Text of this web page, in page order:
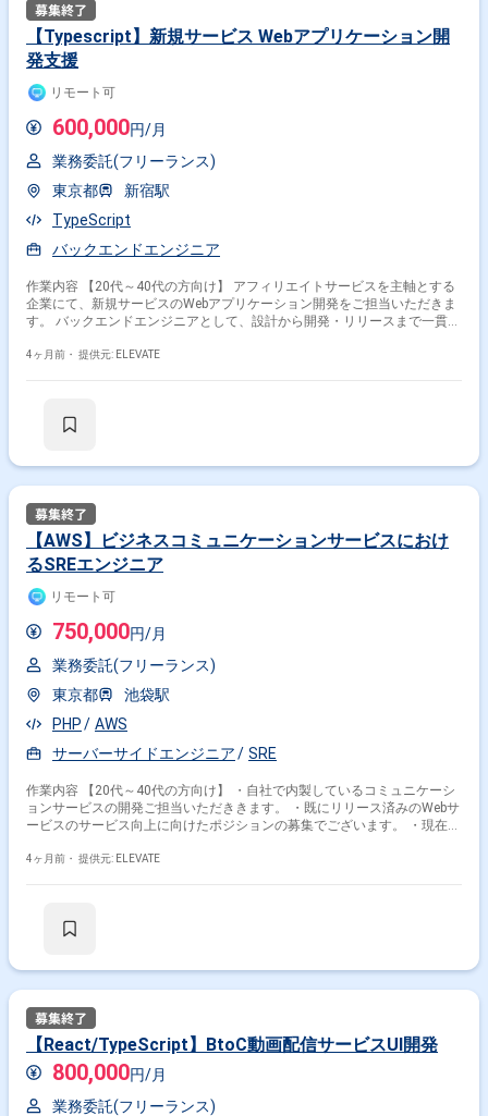
【Typescript】新規サービス Webアプリケーション開
発支援
リモート可
600,000円/月
業務委託(フリーランス)
東京都
新宿駅
TypeScript
バックエンドエンジニア
作業内容 【20代～40代の方向け】 アフィリエイトサービスを主軸とする
企業にて、新規サービスのWebアプリケーション開発をご担当いただきま
す。 バックエンドエンジニアとして、設計から開発・リリースまで一貫し
ス対応
4ヶ月前・ 提供元: ELEVATE
【AWS】ビジネスコミュニケーションサービスにおけ
るSREエンジニア
リモート可
750,000円/月
業務委託(フリーランス)
東京都
池袋駅
PHP
AWS
サーバーサイドエンジニア
SRE
作業内容 【20代～40代の方向け】 ・自社で内製しているコミュニケーシ
ョンサービスの開発ご担当いただききます。 ・既にリリース済みのWebサ
ービスのサービス向上に向けたポジションの募集でございます。 ・現在、
等、 増加したタスクへご対応いただける方を募集しております。 ・新
4ヶ月前・ 提供元: ELEVATE
【React/TypeScript】BtoC動画配信サービスUI開発
800,000円/月
業務委託(フリーランス)